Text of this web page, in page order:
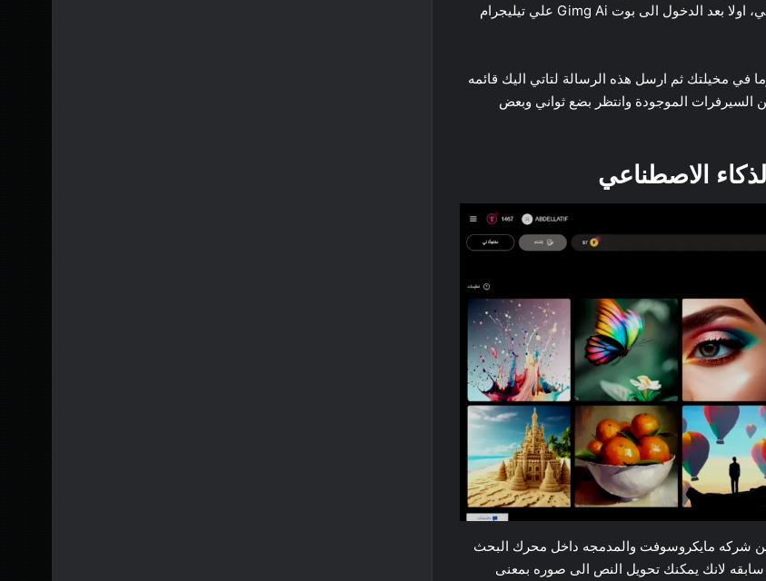
دفع اموال او غيره و انا قمت باستخدامها عده مرات بشكل مجاني، اولا بعد الدخول الى بوت Gimg Ai علي تيليجرام
في مخيلتك ثم ارسل هذه الرسالة لتاتي اليك قائمه
السيرفرات الموجودة وانتظر بضع ثواني وبعض
الاصطناعي
شركه مايكروسوفت والمدمجه داخل محرك البحث
لانك يمكنك تحويل النص الى صوره بمعنى